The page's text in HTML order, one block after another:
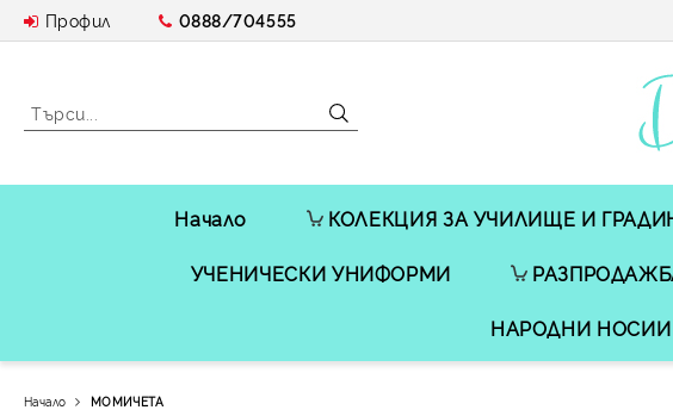
Профил 0888/704555
Начало КОЛЕКЦИЯ ЗА УЧИЛИЩЕ И
УЧЕНИЧЕСКИ УНИФОРМИ
НАРОДНИ
Начало МОМИЧЕТА